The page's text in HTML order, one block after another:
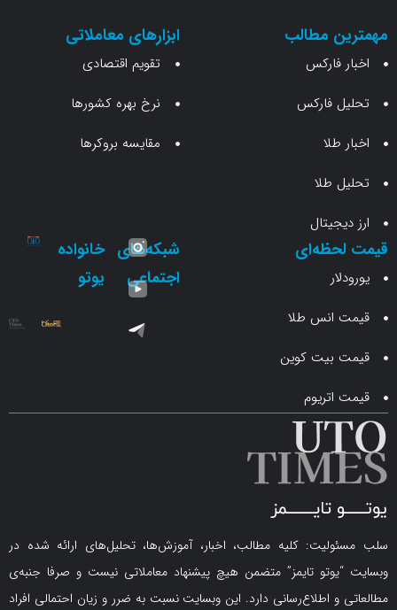
مطالب
فارکس
فارکس
ابزارهای معاملاتی
تقویم اقتصادی
نرخ بهره کشورها
مقایسه بروکرها
انس طلا
بیت کوین
شبکه‌های خانواده
یوتو
کلیه مطالب، اخبار، آموزش‌ها، تحلیل‌های ارائه شده در
تایمز” متضمن هیچ پیشنهاد معاملاتی نیست و صرفا جنبه‌ی
اطلاع‌رسانی دارد. این وبسایت نسبت به ضرر و زیان احتمالی افراد